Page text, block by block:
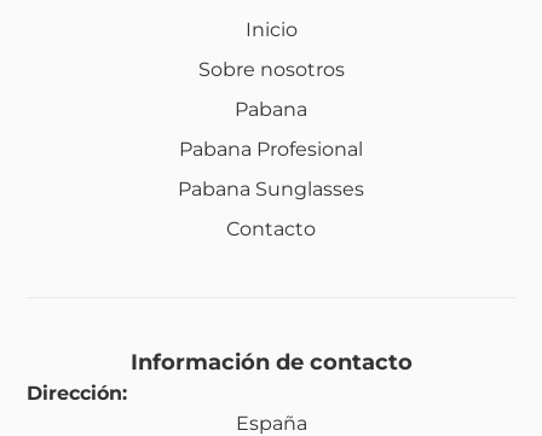
Inicio
Sobre nosotros
Pabana
Pabana Profesional
Pabana Sunglasses
Contacto
Información de contacto
Dirección:
España